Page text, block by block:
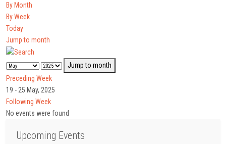
By Month
By Week
Today
Jump to month
Jump to month
Preceding Week
19 - 25 May, 2025
Following Week
No events were found
Upcoming Events